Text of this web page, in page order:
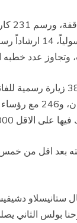
17,600٫000 حاج.
بعد اقل من
ستانيسلاو
بولس الثاني